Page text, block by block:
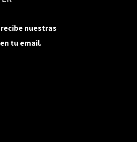
recibe nuestras
tu email.